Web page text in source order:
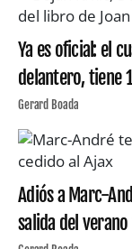
Ya es oficial: el
delantero, tiene
Gerard Boada
Adiós a Marc-
salida del